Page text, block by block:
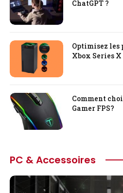
ChatGPT ?
Optimisez les
Xbox Series
Comment
Gamer FPS?
PC & Accessoires